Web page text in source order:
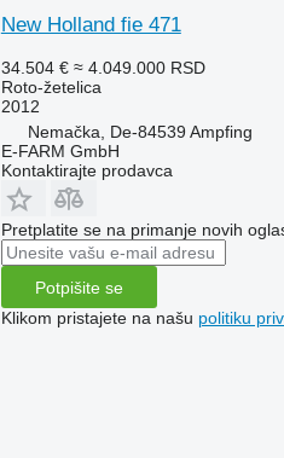
New Holland fie 471
34.504 € ≈ 4.049.000 RSD
Roto-žetelica
2012
Nemačka, De-84539 Ampfing
E-FARM GmbH
Kontaktirajte prodavca
Pretplatite se na primanje novih
Potpišite se
Klikom pristajete na našu politiku